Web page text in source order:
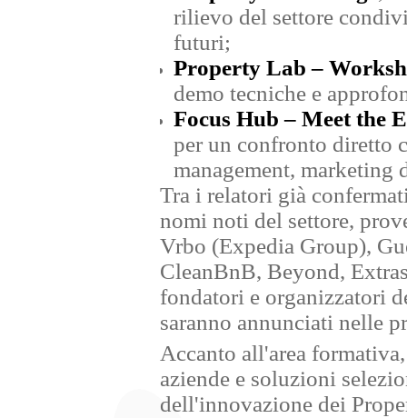
rilievo del settore
futuri;
Property Lab –
demo tecniche e
Focus Hub – Meet the
per un confronto diretto
management, marketing
Tra i relatori già
nomi noti del settore,
Vrbo (Expedia Group),
CleanBnB, Beyond,
fondatori e organizzatori
saranno annunciati nelle
Accanto all'area
aziende e soluzioni
dell'innovazione dei